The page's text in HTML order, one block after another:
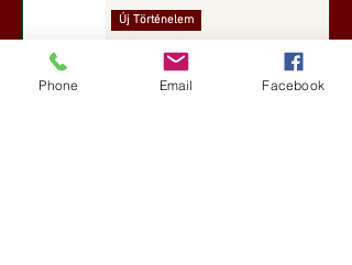
Új Történelem
Phone Email Facebook